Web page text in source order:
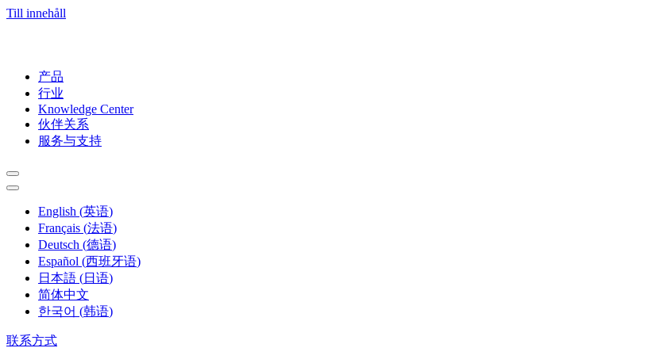
Till innehåll
产品
行业
Knowledge Center
伙伴关系
服务与支持
English (英语)
Français (法语)
Deutsch (德语)
Español (西班牙语)
日本語 (日语)
简体中文
한국어 (韩语)
联系方式